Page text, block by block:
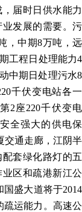
届时日供水能力
发展的需要。污
，中期8万吨，远
工程日处理能力4
中期日处理污水8
千伏变电站各一
2座220千伏变电
全强大的供电保
交通走廊，江阴半
套绿化路灯的五
区和疏港新江公
盛大道将于2014
疏运能力。高速公